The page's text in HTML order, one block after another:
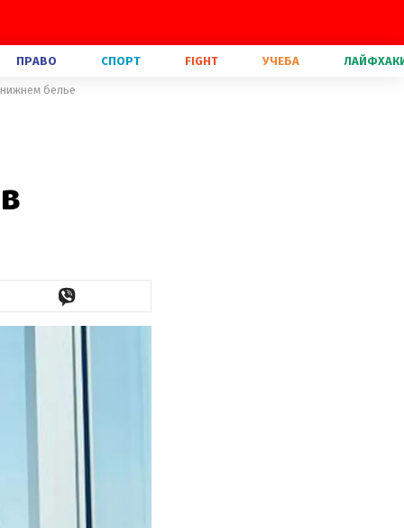
ПРАВО СПОРТ FIGHT УЧЕБА
белье